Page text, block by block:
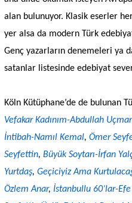
alan bulunuyor. Klasik eserler
yer alsa da modern Türk
Genç yazarların denemeleri ya
satanlar listesinde edebiyat
Köln Kütüphane’de de bulunan
Vefakar Kadınım-Abdullah
İntibah-Namıl Kemal, Ömer
Seyfettin, Büyük Soytarı-İrfan
Yurtdaş, Geçiciyiz Ama
Özlem Anar, İstanbullu 60’lar-Efe